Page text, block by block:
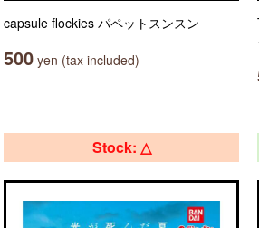
capsule flockies パペットスンスン
500 yen (tax included)
Stock: △